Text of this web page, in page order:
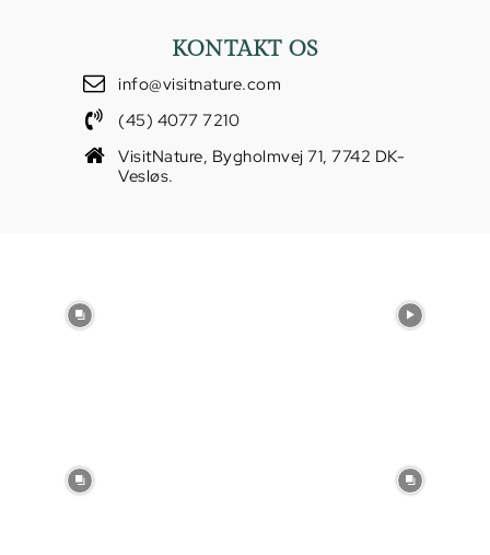
KONTAKT OS
info@visitnature.com
(45) 4077 7210
VisitNature, Bygholmvej 71, 7742 DK-
Vesløs.